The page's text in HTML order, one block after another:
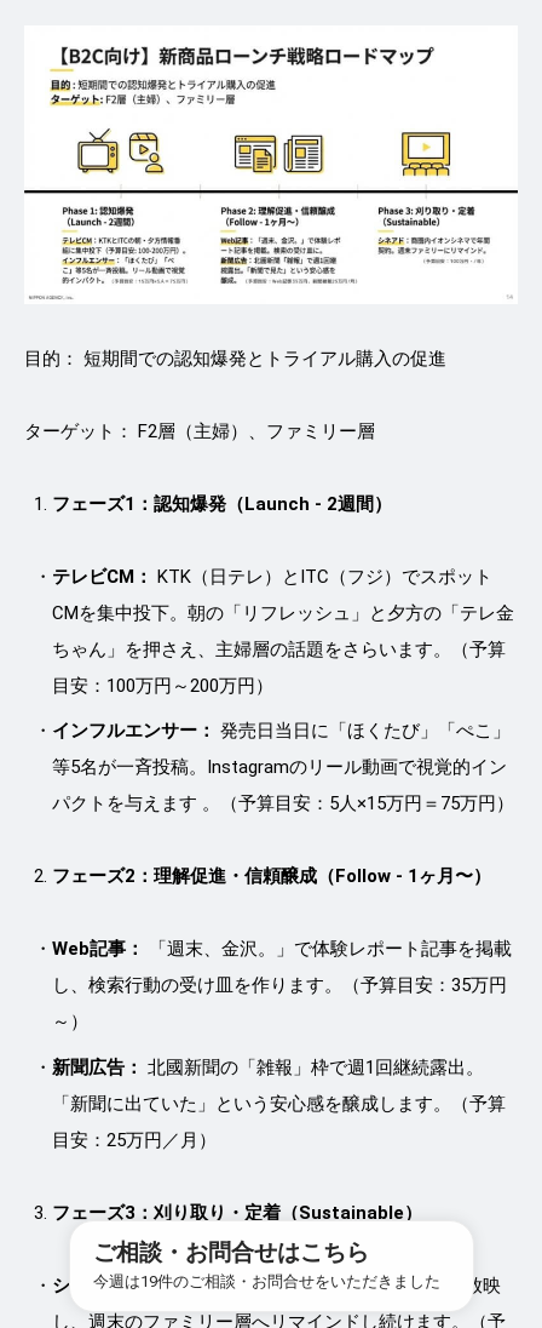
ご相談・お問合せはこちら
今週は19件のご相談・お問合せをいただきました
目的： 短期間での認知爆発とトライアル購入の促進
ターゲット： F2層（主婦）、ファミリー層
フェーズ1：認知爆発（Launch - 2週間）
テレビCM： KTK（日テレ）とITC（フジ）でスポット
CMを集中投下。朝の「リフレッシュ」と夕方の「テレ金
ちゃん」を押さえ、主婦層の話題をさらいます。（予算
目安：100万円～200万円）
インフルエンサー： 発売日当日に「ほくたび」「ぺこ」
等5名が一斉投稿。Instagramのリール動画で視覚的イン
パクトを与えます 。（予算目安：5人×15万円＝75万円）
フェーズ2：理解促進・信頼醸成（Follow - 1ヶ月〜）
Web記事：
「週末、金沢。」で体験レポート記事を掲載
し、検索行動の受け皿を作ります。（予算目安：35万円
～）
新聞広告： 北國新聞の「雑報」枠で週1回継続露出。
「新聞に出ていた」という安心感を醸成します。（予算
目安：25万円／月）
フェーズ3：刈り取り・定着（Sustainable）
シネアド：商圏内のイオンシネマで年間契約CMを放映
し、週末のファミリー層へリマインドし続けます。（予